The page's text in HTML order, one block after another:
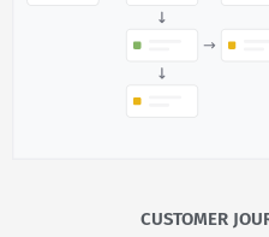
CUSTOMER